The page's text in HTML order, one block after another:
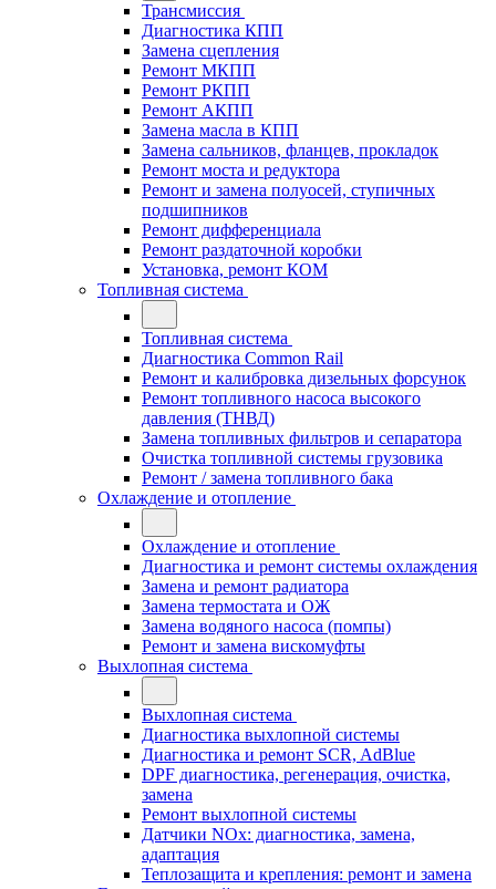
Трансмиссия
Диагностика КПП
Замена сцепления
Ремонт МКПП
Ремонт РКПП
Ремонт АКПП
Замена масла в КПП
Замена сальников, фланцев, прокладок
Ремонт моста и редуктора
Ремонт и замена полуосей, ступичных
подшипников
Ремонт дифференциала
Ремонт раздаточной коробки
Установка, ремонт КОМ
Топливная система
Топливная система
Диагностика Common Rail
Ремонт и калибровка дизельных форсунок
Ремонт топливного насоса высокого
давления (ТНВД)
Замена топливных фильтров и сепаратора
Очистка топливной системы грузовика
Ремонт / замена топливного бака
Охлаждение и отопление
Охлаждение и отопление
Диагностика и ремонт системы охлаждения
Замена и ремонт радиатора
Замена термостата и ОЖ
Замена водяного насоса (помпы)
Ремонт и замена вискомуфты
Выхлопная система
Выхлопная система
Диагностика выхлопной системы
Диагностика и ремонт SCR, AdBlue
DPF диагностика, регенерация, очистка,
замена
Ремонт выхлопной системы
Датчики NOx: диагностика, замена,
адаптация
Теплозащита и крепления: ремонт и замена